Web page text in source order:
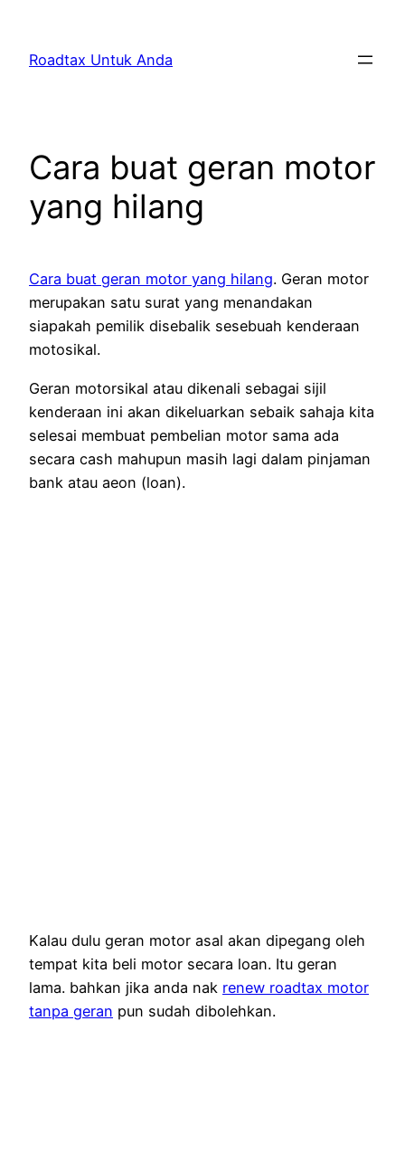
content
Roadtax Untuk Anda
Cara buat geran motor
yang hilang
Cara buat geran motor yang hilang. Geran motor
merupakan satu surat yang menandakan
siapakah pemilik disebalik sesebuah kenderaan
motosikal.
Geran motorsikal atau dikenali sebagai sijil
kenderaan ini akan dikeluarkan sebaik sahaja kita
selesai membuat pembelian motor sama ada
secara cash mahupun masih lagi dalam pinjaman
bank atau aeon (loan).
Kalau dulu geran motor asal akan dipegang oleh
tempat kita beli motor secara loan. Itu geran
lama. bahkan jika anda nak renew roadtax motor
tanpa geran pun sudah dibolehkan.